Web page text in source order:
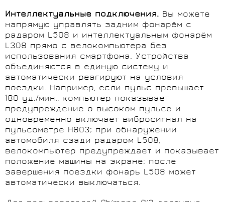
Интеллектуальные подключения. Вы можете
напрямую управлять задним фонарём с
радаром L508 и интеллектуальным фонарём
L308 прямо с велокомпьютера без
использования смартфона. Устройства
объединяются в единую систему и
автоматически реагируют на условия
поездки. Например, если пульс превышает
180 уд./мин., компьютер показывает
предупреждение о высоком пульсе и
одновременно включает вибросигнал на
пульсометре H803; при обнаружении
автомобиля сзади радаром L508,
велокомпьютер предупреждает и показывает
положение машины на экране; после
завершения поездки фонарь L508 может
автоматически выключаться.